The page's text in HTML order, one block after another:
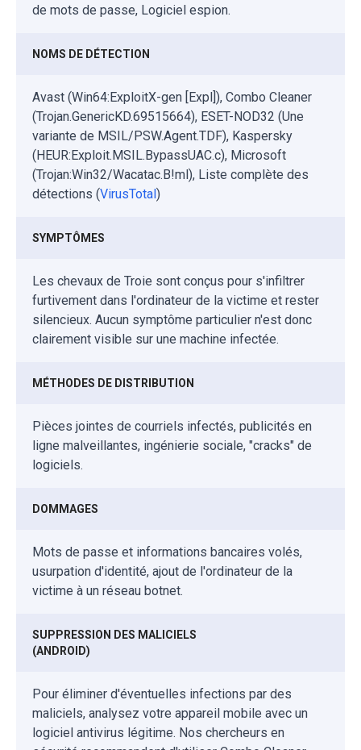
de mots de passe, Logiciel espion.
NOMS DE DÉTECTION
Avast (Win64:ExploitX-gen [Expl]), Combo Cleaner
(Trojan.GenericKD.69515664), ESET-NOD32 (Une
variante de MSIL/PSW.Agent.TDF), Kaspersky
(HEUR:Exploit.MSIL.BypassUAC.c), Microsoft
(Trojan:Win32/Wacatac.B!ml), Liste complète des
détections (VirusTotal )
SYMPTÔMES
Les chevaux de Troie sont conçus pour s'infiltrer
furtivement dans l'ordinateur de la victime et rester
silencieux. Aucun symptôme particulier n'est donc
clairement visible sur une machine infectée.
MÉTHODES DE DISTRIBUTION
Pièces jointes de courriels infectés, publicités en
ligne malveillantes, ingénierie sociale, "cracks" de
logiciels.
DOMMAGES
Mots de passe et informations bancaires volés,
usurpation d'identité, ajout de l'ordinateur de la
victime à un réseau botnet.
SUPPRESSION DES MALICIELS
(ANDROID)
Pour éliminer d'éventuelles infections par des
maliciels, analysez votre appareil mobile avec un
logiciel antivirus légitime. Nos chercheurs en